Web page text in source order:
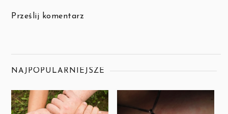
Prześlij komentarz
NAJPOPULARNIEJSZE